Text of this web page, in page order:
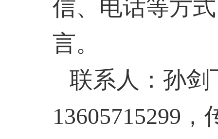
信、电话等方
言。
联系人：孙剑
13605715299 ，